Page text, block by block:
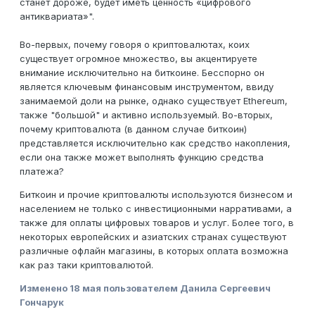
станет дороже, будет иметь ценность «цифрового
антиквариата»".
Во-первых, почему говоря о криптовалютах, коих
существует огромное множество, вы акцентируете
внимание исключительно на биткоине. Бесспорно он
является ключевым финансовым инструментом, ввиду
занимаемой доли на рынке, однако существует Ethereum,
также "большой" и активно используемый. Во-вторых,
почему криптовалюта (в данном случае биткоин)
представляется исключительно как средство накопления,
если она также может выполнять функцию средства
платежа?
Биткоин и прочие криптовалюты используются бизнесом и
населением не только с инвестиционными нарративами, а
также для оплаты цифровых товаров и услуг. Более того, в
некоторых европейских и азиатских странах существуют
различные офлайн магазины, в которых оплата возможна
как раз таки криптовалютой.
Изменено 18 мая пользователем Данила Сергеевич
Гончарук